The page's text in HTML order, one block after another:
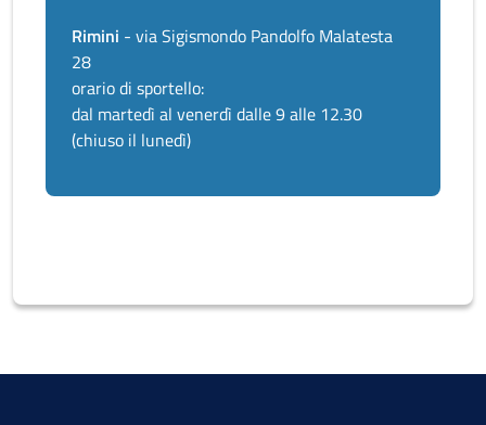
Rimini - via Sigismondo Pandolfo Malatesta
28
orario di sportello:
dal martedì al venerdì dalle 9 alle 12.30
(chiuso il lunedì)